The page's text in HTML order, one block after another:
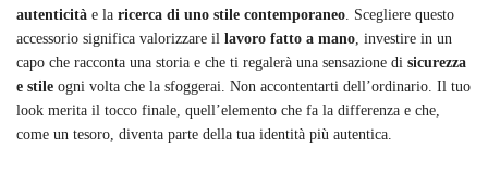
autenticità e la ricerca di uno stile contemporaneo . Scegliere questo
accessorio significa valorizzare il lavoro fatto a mano , investire in un
capo che racconta una storia e che ti regalerà una sensazione di sicurezza
e stile ogni volta che la sfoggerai. Non accontentarti dell’ordinario. Il tuo
look merita il tocco finale, quell’elemento che fa la differenza e che,
come un tesoro, diventa parte della tua identità più autentica.